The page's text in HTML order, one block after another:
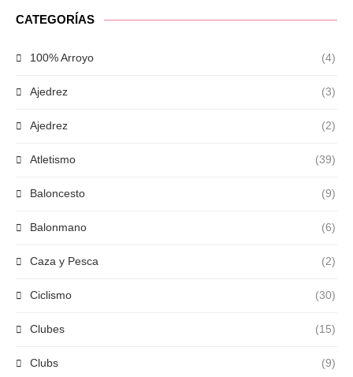
CATEGORÍAS
100% Arroyo (4)
Ajedrez (3)
Ajedrez (2)
Atletismo (39)
Baloncesto (9)
Balonmano (6)
Caza y Pesca (2)
Ciclismo (30)
Clubes (15)
Clubs (9)